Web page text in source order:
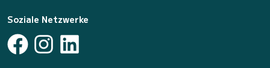
Soziale Netzwerke